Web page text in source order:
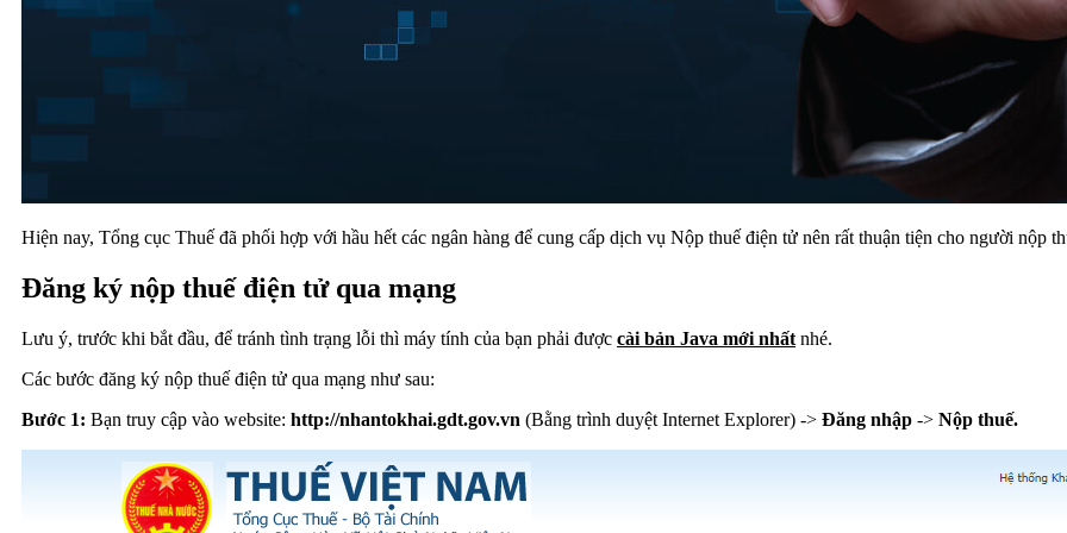
Hiện nay, Tổng cục Thuế đã phối hợp với hầu hết các ngân hàng để cung cấp dịch vụ Nộp thuế điện tử nên rất thuận tiện cho người nộp
Đăng ký nộp thuế điện tử qua mạng
Lưu ý, trước khi bắt đầu, để tránh tình trạng lỗi thì máy tính của bạn phải được cài bản Java mới nhất nhé.
Các bước đăng ký nộp thuế điện tử qua mạng như sau:
Bước 1: Bạn truy cập vào website: http://nhantokhai.gdt.gov.vn (Bằng trình duyệt Internet Explorer) -> Đăng nhập -> Nộp thuế.